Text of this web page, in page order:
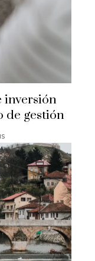
inversión
de gestión